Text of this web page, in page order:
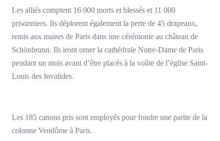
Les alliés comptent 16 000 morts et blessés et 11 000
prisonniers. Ils déplorent également la perte de 45 drapeaux,
remis aux maires de Paris dans une cérémonie au château de
Schönbrunn. Ils iront orner la cathédrale Notre-Dame de Paris
pendant un mois avant d’être placés à la voûte de l’église Saint-
Louis des Invalides.
Les 185 canons pris sont employés pour fondre une partie de la
colonne Vendôme à Paris.